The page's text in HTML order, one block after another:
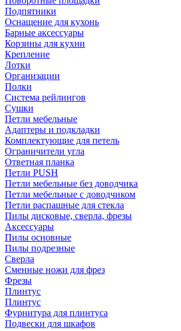
Подпятники
Оснащение для кухонь
Барные аксессуары
Корзины для кухни
Крепление
Лотки
Организации
Полки
Система рейлингов
Сушки
Петли мебельные
Адаптеры и подкладки
Комплектующие для петель
Ограничители угла
Ответная планка
Петли PUSH
Петли мебельные без доводчика
Петли мебельные с доводчиком
Петли распашные для стекла
Пилы дисковые, сверла, фрезы
Аксессуары
Пилы основные
Пилы подрезные
Сверла
Сменные ножи для фрез
Фрезы
Плинтус
Плинтус
Фурнитура для плинтуса
Подвески для шкафов